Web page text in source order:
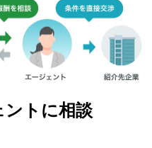
ントに相談